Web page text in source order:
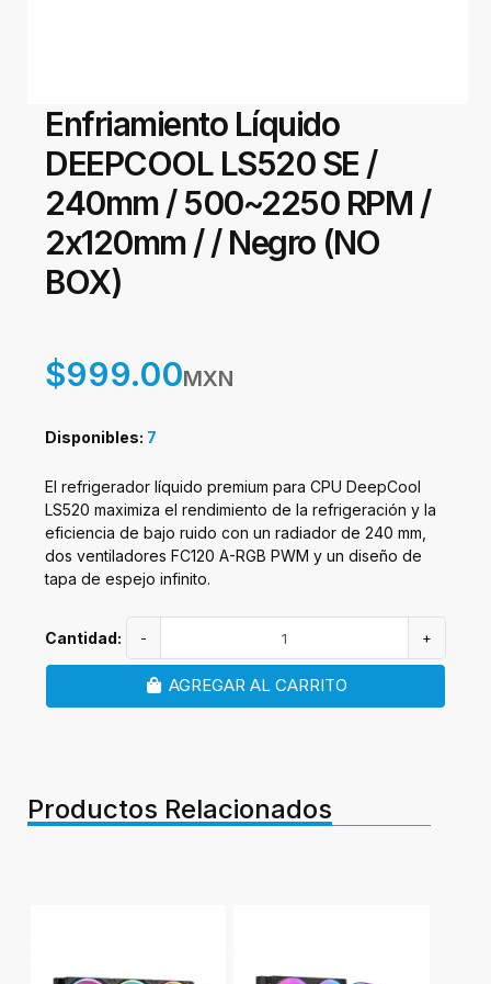
Enfriamiento Líquido
DEEPCOOL LS520 SE /
240mm / 500~2250 RPM /
2x120mm / / Negro (NO
BOX)
$999.00MXN
Disponibles: 7
El refrigerador líquido premium para CPU DeepCool
LS520 maximiza el rendimiento de la refrigeración y la
eficiencia de bajo ruido con un radiador de 240 mm,
dos ventiladores FC120 A-RGB PWM y un diseño de
tapa de espejo infinito.
Cantidad: - +
AGREGAR AL CARRITO
Productos Relacionados